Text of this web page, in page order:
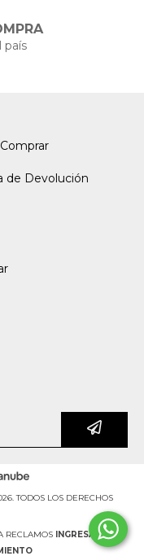
país
de Devolución
TODOS LOS DERECHOS
RECLAMOS INGRESÁ ACÁ.